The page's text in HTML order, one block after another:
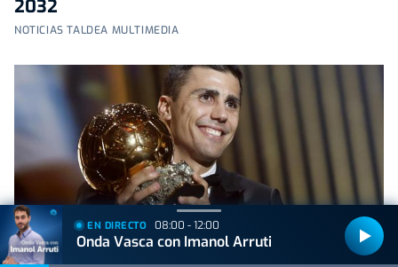
2032
NOTICIAS TALDEA MULTIMEDIA
EN DIRECTO 08:00 - 12:00
Onda Vasca con Imanol Arruti